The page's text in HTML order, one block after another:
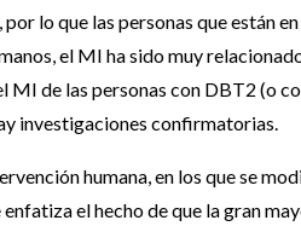
lo que las personas que están
el MI ha sido muy
MI de las personas con DBT2 (o
investigaciones confirmatorias.
humana, en los que se
el hecho de que la gran